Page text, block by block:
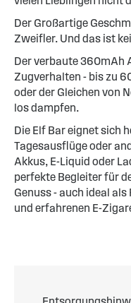
Der Großartige
Zweifler. Und das ist
Der verbaute 360mAh
Zugverhalten - bis zu
oder der Gleichen von
los dampfen.
Die Elf Bar eignet sich
Tagesausflüge oder
Akkus, E-Liquid oder
perfekte Begleiter für
Genuss - auch ideal
und erfahrenen E-